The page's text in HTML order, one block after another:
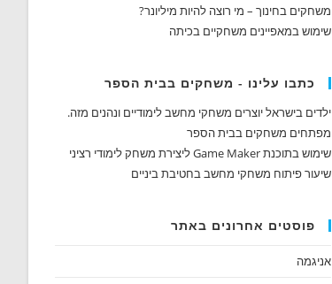
משחקים בחינוך – מי רוצה להיות מיליונר?
שימוש במאפיינים משחקיים בכיתה
כתבו עלינו - משחקים בבית הספר
ילדים בישראל יוצרים משחקי מחשב לימודיים ונהנים מזה.
מפתחים משחקים בבית הספר
שימוש בתוכנת Game Maker ליצירת משחק לימודי רציני
שיעור פיתוח משחקי מחשב בחטיבת ביניים
פוסטים אחרונים באתר
אניגמה